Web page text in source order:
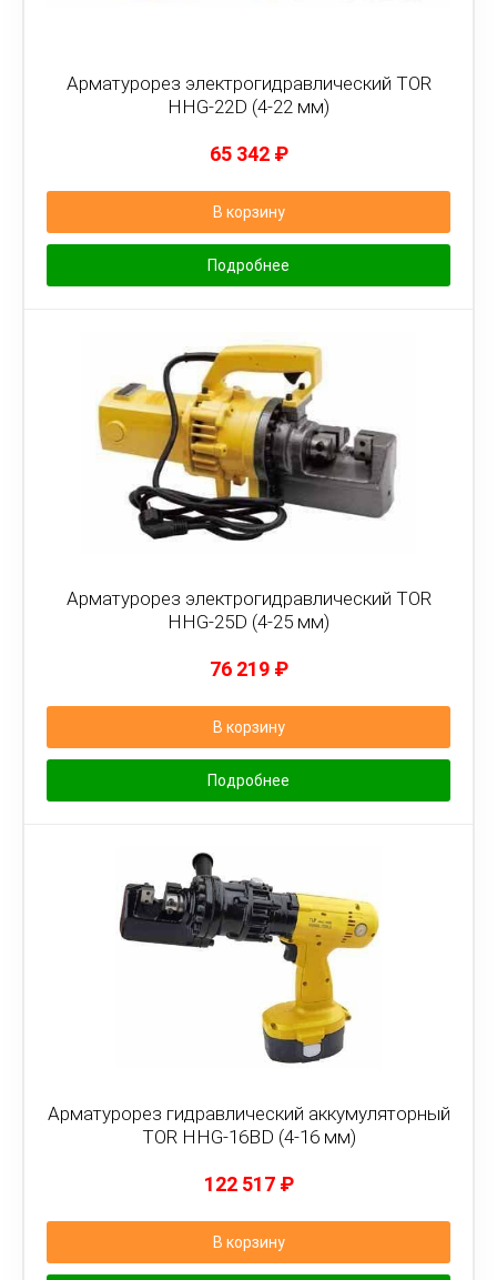
Арматурорез электрогидравлический TOR
HHG-22D (4-22 мм)
65 342 ₽
В корзину
Подробнее
Арматурорез электрогидравлический TOR
HHG-25D (4-25 мм)
76 219 ₽
В корзину
Подробнее
Арматурорез гидравлический аккумуляторный
TOR HHG-16BD (4-16 мм)
122 517 ₽
В корзину